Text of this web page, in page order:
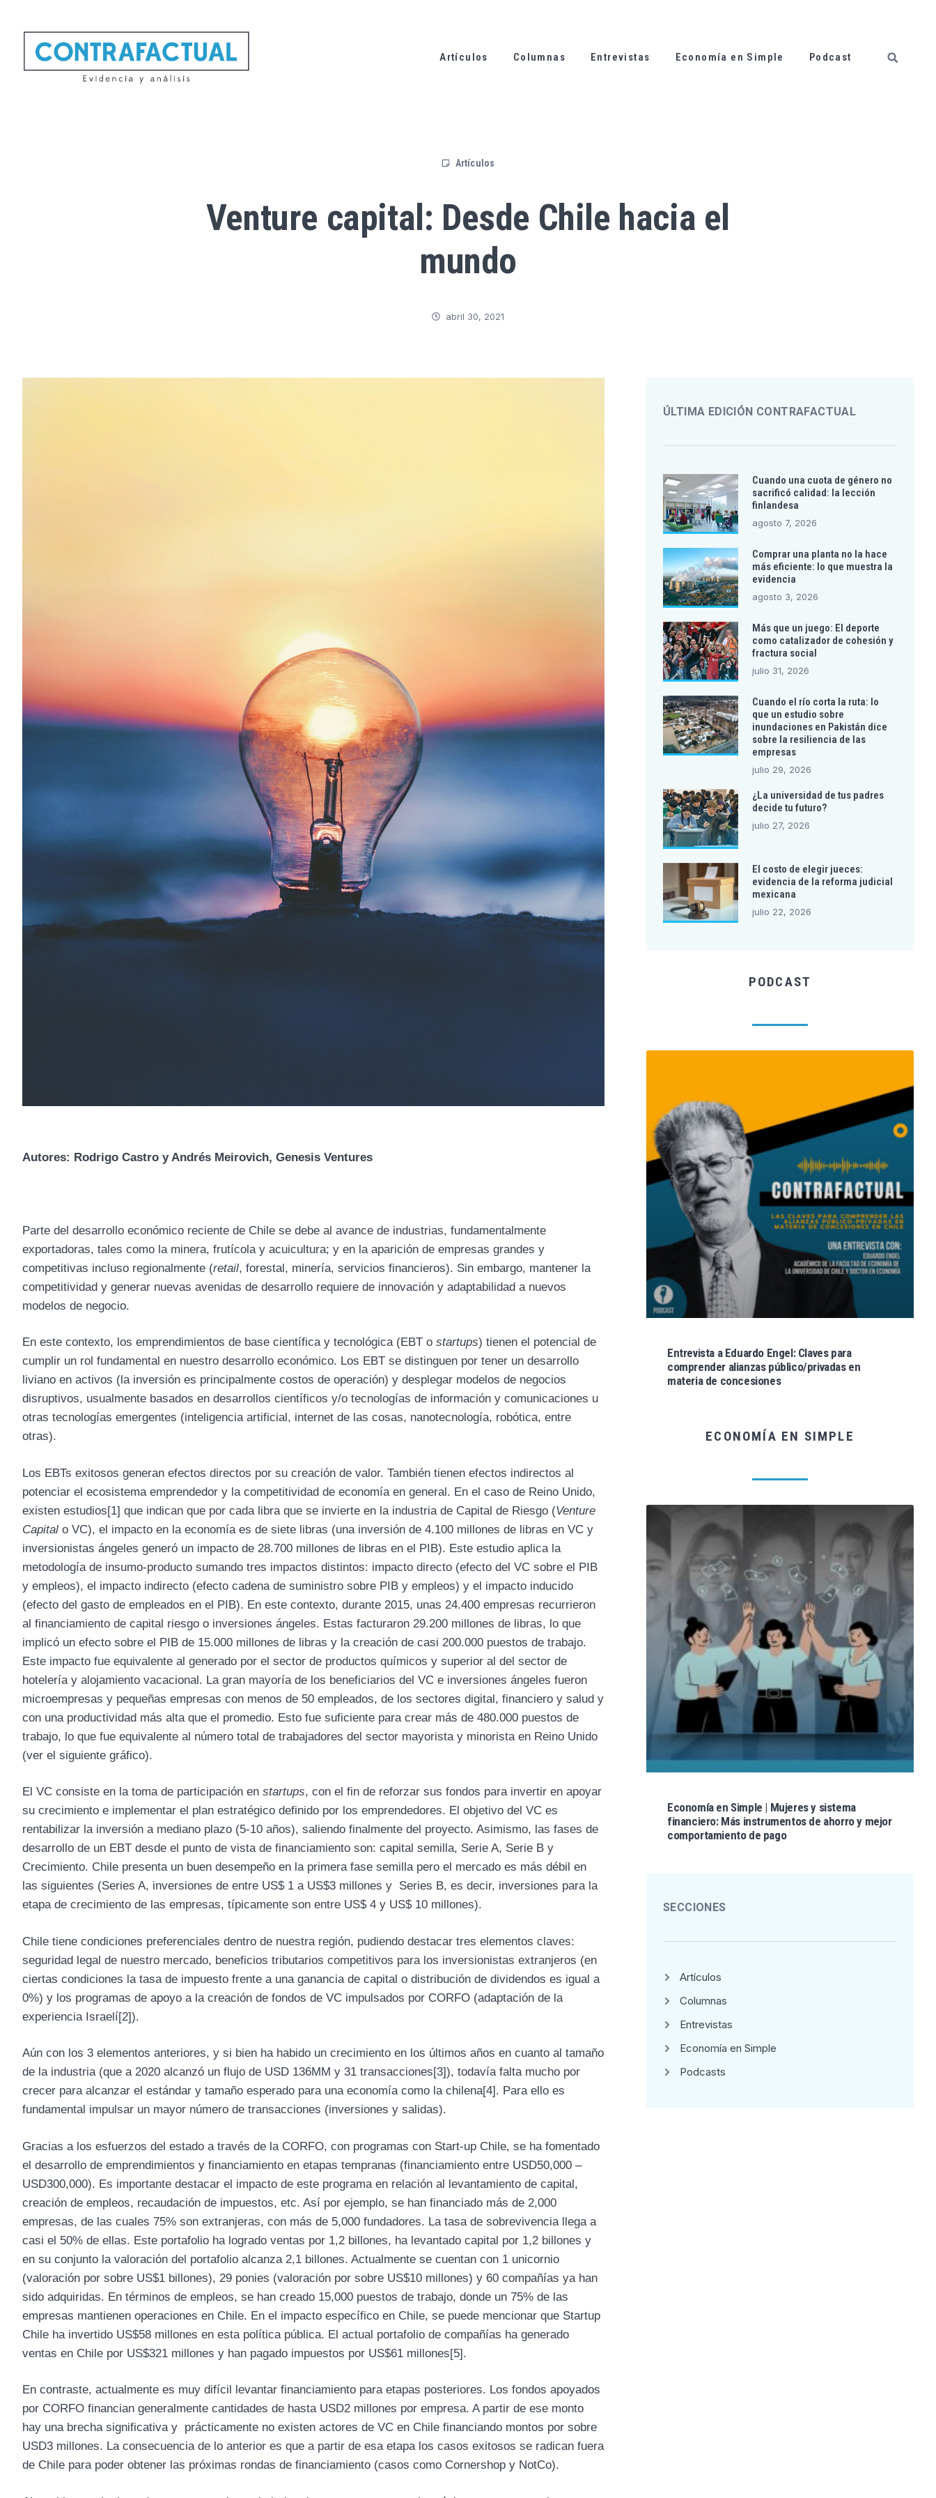
Artículos Columnas Entrevistas Economía en Simple Podcast
Artículos
Venture capital: Desde Chile hacia el
mundo
abril 30, 2021
Autores: Rodrigo Castro y Andrés Meirovich, Genesis Ventures
Parte del desarrollo económico reciente de Chile se debe al avance de industrias, fundamentalmente
exportadoras, tales como la minera, frutícola y acuicultura; y en la aparición de empresas grandes y
competitivas incluso regionalmente (retail, forestal, minería, servicios financieros). Sin embargo, mantener la
competitividad y generar nuevas avenidas de desarrollo requiere de innovación y adaptabilidad a nuevos
modelos de negocio.
En este contexto, los emprendimientos de base científica y tecnológica (EBT o startups) tienen el potencial de
cumplir un rol fundamental en nuestro desarrollo económico. Los EBT se distinguen por tener un desarrollo
liviano en activos (la inversión es principalmente costos de operación) y desplegar modelos de negocios
disruptivos, usualmente basados en desarrollos científicos y/o tecnologías de información y comunicaciones u
otras tecnologías emergentes (inteligencia artificial, internet de las cosas, nanotecnología, robótica, entre
otras).
Los EBTs exitosos generan efectos directos por su creación de valor. También tienen efectos indirectos al
potenciar el ecosistema emprendedor y la competitividad de economía en general. En el caso de Reino Unido,
existen estudios[1] que indican que por cada libra que se invierte en la industria de Capital de Riesgo (Venture
Capital o VC), el impacto en la economía es de siete libras (una inversión de 4.100 millones de libras en VC y
inversionistas ángeles generó un impacto de 28.700 millones de libras en el PIB). Este estudio aplica la
metodología de insumo-producto sumando tres impactos distintos: impacto directo (efecto del VC sobre el PIB
y empleos), el impacto indirecto (efecto cadena de suministro sobre PIB y empleos) y el impacto inducido
(efecto del gasto de empleados en el PIB). En este contexto, durante 2015, unas 24.400 empresas recurrieron
al financiamiento de capital riesgo o inversiones ángeles. Estas facturaron 29.200 millones de libras, lo que
implicó un efecto sobre el PIB de 15.000 millones de libras y la creación de casi 200.000 puestos de trabajo.
Este impacto fue equivalente al generado por el sector de productos químicos y superior al del sector de
hotelería y alojamiento vacacional. La gran mayoría de los beneficiarios del VC e inversiones ángeles fueron
microempresas y pequeñas empresas con menos de 50 empleados, de los sectores digital, financiero y salud y
con una productividad más alta que el promedio. Esto fue suficiente para crear más de 480.000 puestos de
trabajo, lo que fue equivalente al número total de trabajadores del sector mayorista y minorista en Reino Unido
(ver el siguiente gráfico).
El VC consiste en la toma de participación en startups, con el fin de reforzar sus fondos para invertir en apoyar
su crecimiento e implementar el plan estratégico definido por los emprendedores. El objetivo del VC es
rentabilizar la inversión a mediano plazo (5-10 años), saliendo finalmente del proyecto. Asimismo, las fases de
desarrollo de un EBT desde el punto de vista de financiamiento son: capital semilla, Serie A, Serie B y
Crecimiento. Chile presenta un buen desempeño en la primera fase semilla pero el mercado es más débil en
las siguientes (Series A, inversiones de entre US$ 1 a US$3 millones y Series B, es decir, inversiones para la
etapa de crecimiento de las empresas, típicamente son entre US$ 4 y US$ 10 millones).
Chile tiene condiciones preferenciales dentro de nuestra región, pudiendo destacar tres elementos claves:
seguridad legal de nuestro mercado, beneficios tributarios competitivos para los inversionistas extranjeros (en
ciertas condiciones la tasa de impuesto frente a una ganancia de capital o distribución de dividendos es igual a
0%) y los programas de apoyo a la creación de fondos de VC impulsados por CORFO (adaptación de la
experiencia Israelí[2]).
Aún con los 3 elementos anteriores, y si bien ha habido un crecimiento en los últimos años en cuanto al tamaño
de la industria (que a 2020 alcanzó un flujo de USD 136MM y 31 transacciones[3]), todavía falta mucho por
crecer para alcanzar el estándar y tamaño esperado para una economía como la chilena[4] . Para ello es
fundamental impulsar un mayor número de transacciones (inversiones y salidas).
Gracias a los esfuerzos del estado a través de la CORFO, con programas con Start-up Chile, se ha fomentado
el desarrollo de emprendimientos y financiamiento en etapas tempranas (financiamiento entre USD50,000 –
USD300,000). Es importante destacar el impacto de este programa en relación al levantamiento de capital,
creación de empleos, recaudación de impuestos, etc. Así por ejemplo, se han financiado más de 2,000
empresas, de las cuales 75% son extranjeras, con más de 5,000 fundadores. La tasa de sobrevivencia llega a
casi el 50% de ellas. Este portafolio ha logrado ventas por 1,2 billones, ha levantado capital por 1,2 billones y
en su conjunto la valoración del portafolio alcanza 2,1 billones. Actualmente se cuentan con 1 unicornio
(valoración por sobre US$1 billones), 29 ponies (valoración por sobre US$10 millones) y 60 compañías ya han
sido adquiridas. En términos de empleos, se han creado 15,000 puestos de trabajo, donde un 75% de las
empresas mantienen operaciones en Chile. En el impacto específico en Chile, se puede mencionar que Startup
Chile ha invertido US$58 millones en esta política pública. El actual portafolio de compañías ha generado
ventas en Chile por US$321 millones y han pagado impuestos por US$61 millones[5].
En contraste, actualmente es muy difícil levantar financiamiento para etapas posteriores. Los fondos apoyados
por CORFO financian generalmente cantidades de hasta USD2 millones por empresa. A partir de ese monto
hay una brecha significativa y prácticamente no existen actores de VC en Chile financiando montos por sobre
USD3 millones. La consecuencia de lo anterior es que a partir de esa etapa los casos exitosos se radican fuera
de Chile para poder obtener las próximas rondas de financiamiento (casos como Cornershop y NotCo).
ÚLTIMA EDICIÓN CONTRAFACTUAL
Cuando una cuota de género no
sacrificó calidad: la lección
finlandesa
agosto 7, 2026
Comprar una planta no la hace
más eficiente: lo que muestra la
evidencia
agosto 3, 2026
Más que un juego: El deporte
como catalizador de cohesión y
fractura social
julio 31, 2026
Cuando el río corta la ruta: lo
que un estudio sobre
inundaciones en Pakistán dice
sobre la resiliencia de las
empresas
julio 29, 2026
¿La universidad de tus padres
decide tu futuro?
julio 27, 2026
El costo de elegir jueces:
evidencia de la reforma judicial
mexicana
julio 22, 2026
PODCAST
Entrevista a Eduardo Engel: Claves para
comprender alianzas público/privadas en
materia de concesiones
ECONOMÍA EN SIMPLE
Economía en Simple | Mujeres y sistema
financiero: Más instrumentos de ahorro y mejor
comportamiento de pago
SECCIONES
Artículos
Columnas
Entrevistas
Economía en Simple
Podcasts